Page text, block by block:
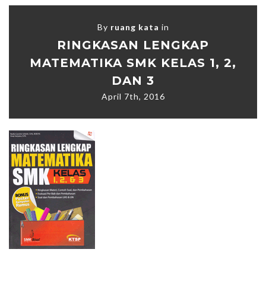
By ruang kata in
RINGKASAN LENGKAP
MATEMATIKA SMK KELAS 1, 2,
DAN 3
April 7th, 2016